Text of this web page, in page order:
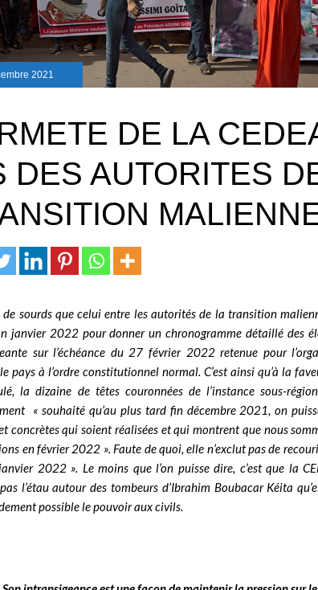
2021
DE LA
DES AUTORITES
de sourds que celui entre les autorités de la transition
janvier 2022 pour donner un chronogramme détaillé des
sur l’échéance du 27 février 2022 retenue pour
pays à l’ordre constitutionnel normal. C’est ainsi qu’à la
la dizaine de têtes couronnées de l’instance sous-
« souhaité qu’au plus tard fin décembre 2021, on
concrètes qui soient réalisées et qui montrent que nous
en février 2022 ». Faute de quoi, elle n’exclut pas de
2022 ». Le moins que l’on puisse dire, c’est que la
l’étau autour des tombeurs d’Ibrahim Boubacar Kéita
possible le pouvoir aux civils.